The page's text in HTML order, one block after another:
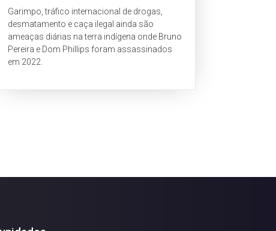
Garimpo, tráfico internacional de drogas,
desmatamento e caça ilegal ainda são
ameaças diárias na terra indígena onde Bruno
Pereira e Dom Phillips foram assassinados
em 2022.